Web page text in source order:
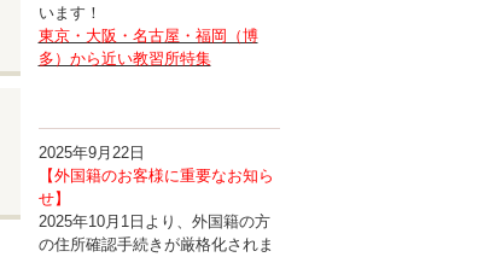
います！
東京・大阪・名古屋・福岡（博
多）から近い教習所特集
2025年9月22日
【外国籍のお客様に重要なお知ら
せ】
2025年10月1日より、外国籍の方
の住所確認手続きが厳格化されま